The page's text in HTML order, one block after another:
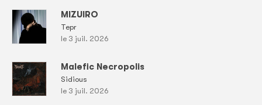
MIZUIRO
Tepr
le 3 juil. 2026
Malefic Necropolis
Sidious
le 3 juil. 2026